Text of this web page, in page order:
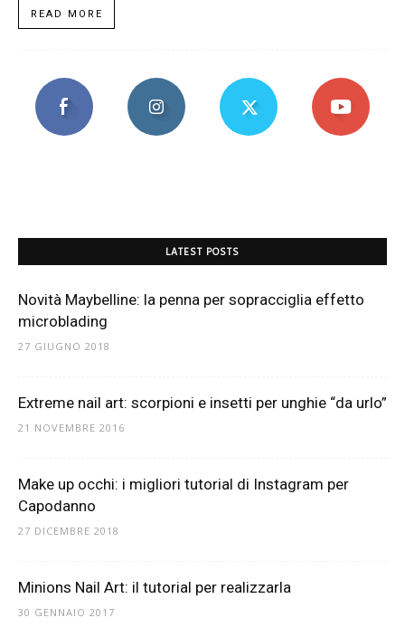
READ MORE
LATEST POSTS
Novità Maybelline: la penna per sopracciglia effetto
microblading
27 GIUGNO 2018
Extreme nail art: scorpioni e insetti per unghie “da urlo”
21 NOVEMBRE 2016
Make up occhi: i migliori tutorial di Instagram per
Capodanno
27 DICEMBRE 2018
Minions Nail Art: il tutorial per realizzarla
30 GENNAIO 2017